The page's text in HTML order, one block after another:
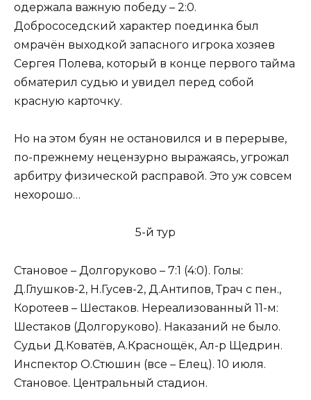
одержала важную победу – 2:0.
Добрососедский характер поединка был
омрачён выходкой запасного игрока хозяев
Сергея Полева, который в конце первого тайма
обматерил судью и увидел перед собой
красную карточку.
Но на этом буян не остановился и в перерыве,
по-прежнему нецензурно выражаясь, угрожал
арбитру физической расправой. Это уж совсем
нехорошо…
5-й тур
Становое – Долгоруково – 7:1 (4:0). Голы:
Д.Глушков-2, Н.Гусев-2, Д.Антипов, Трач с пен.,
Коротеев – Шестаков. Нереализованный 11-м:
Шестаков (Долгоруково). Наказаний не было.
Судьи Д.Коватёв, А.Краснощёк, Ал-р Щедрин.
Инспектор О.Стюшин (все – Елец). 10 июля.
Становое. Центральный стадион.